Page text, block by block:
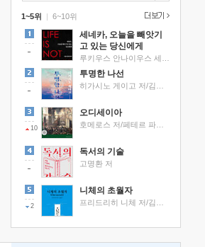
1~5위 |
세네카, 오늘을 빼앗기
고 있는 당신에게
투명한 나선
10
오디세이아
독서의 기술
고명환 저
2
니체의 초월자
6~10위